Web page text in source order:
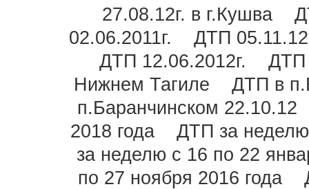
27.08.12г. в г.Кушва
02.06.2011г.
ДТП 05.11.12
ДТП 12.06.2012г.
ДТП
Нижнем Тагиле
ДТП в
п.Баранчинском 22.10.12
2018 года
ДТП за
за неделю с 16 по 22
по 27 ноября 2016 года